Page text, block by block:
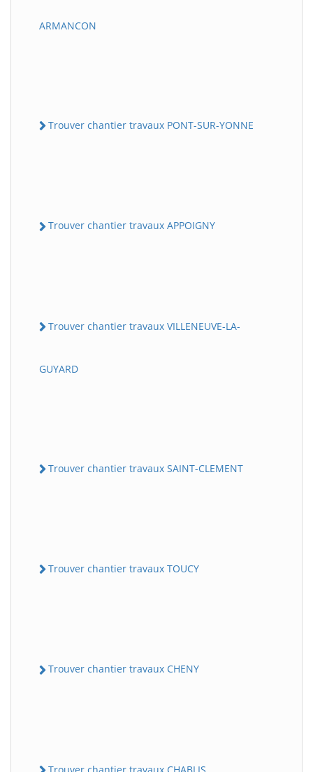
ARMANCON
Trouver chantier travaux PONT-SUR-YONNE
Trouver chantier travaux APPOIGNY
Trouver chantier travaux VILLENEUVE-LA-
GUYARD
Trouver chantier travaux SAINT-CLEMENT
Trouver chantier travaux TOUCY
Trouver chantier travaux CHENY
Trouver chantier travaux CHABLIS